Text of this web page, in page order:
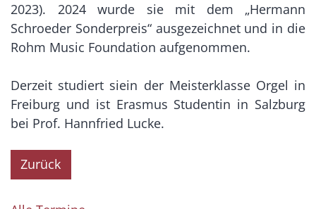
2023). 2024 wurde sie mit dem „Hermann
Schroeder Sonderpreis“ ausgezeichnet und in die
Rohm Music Foundation aufgenommen.
Derzeit studiert siein der Meisterklasse Orgel in
Freiburg und ist Erasmus Studentin in Salzburg
bei Prof. Hannfried Lucke.
Zurück